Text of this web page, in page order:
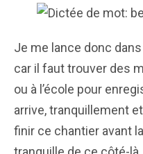
Je me lance donc
car il faut trouver des
ou à l’école pour
arrive, tranquillement
finir ce chantier avant